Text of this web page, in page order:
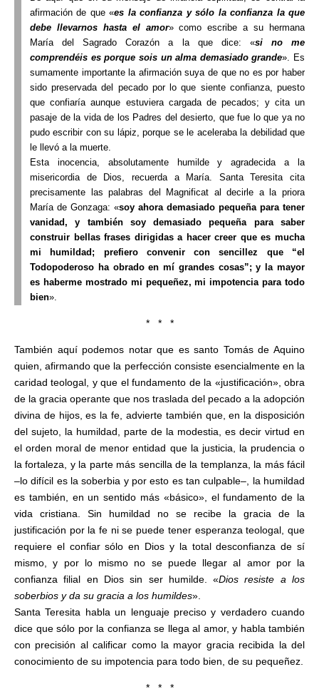
afirmación de que «es la confianza y sólo la confianza la que
debe llevarnos hasta el amor» como escribe a su hermana
María del Sagrado Corazón a la que dice: «si no me
comprendéis es porque sois un alma demasiado grande». Es
sumamente importante la afirmación suya de que no es por haber
sido preservada del pecado por lo que siente confianza, puesto
que confiaría aunque estuviera cargada de pecados; y cita un
pasaje de la vida de los Padres del desierto, que fue lo que ya no
pudo escribir con su lápiz, porque se le aceleraba la debilidad que
le llevó a la muerte.
Esta inocencia, absolutamente humilde y agradecida a la
misericordia de Dios, recuerda a María. Santa Teresita cita
precisamente las palabras del Magnificat al decirle a la priora
María de Gonzaga: «soy ahora demasiado pequeña para tener
vanidad, y también soy demasiado pequeña para saber
construir bellas frases dirigidas a hacer creer que es mucha
mi humildad; prefiero convenir con sencillez que “el
Todopoderoso ha obrado en mí grandes cosas”; y la mayor
es haberme mostrado mi pequeñez, mi impotencia para todo
bien».
* * *
También aquí podemos notar que es santo Tomás de Aquino
quien, afirmando que la perfección consiste esencialmente en la
caridad teologal, y que el fundamento de la «justificación», obra
de la gracia operante que nos traslada del pecado a la adopción
divina de hijos, es la fe, advierte también que, en la disposición
del sujeto, la humildad, parte de la modestia, es decir virtud en
el orden moral de menor entidad que la justicia, la prudencia o
la fortaleza, y la parte más sencilla de la templanza, la más fácil
–lo difícil es la soberbia y por esto es tan culpable–, la humildad
es también, en un sentido más «básico», el fundamento de la
vida cristiana. Sin humildad no se recibe la gracia de la
justificación por la fe ni se puede tener esperanza teologal, que
requiere el confiar sólo en Dios y la total desconfianza de sí
mismo, y por lo mismo no se puede llegar al amor por la
confianza filial en Dios sin ser humilde. «Dios resiste a los
soberbios y da su gracia a los humildes».
Santa Teresita habla un lenguaje preciso y verdadero cuando
dice que sólo por la confianza se llega al amor, y habla también
con precisión al calificar como la mayor gracia recibida la del
conocimiento de su impotencia para todo bien, de su pequeñez.
* * *